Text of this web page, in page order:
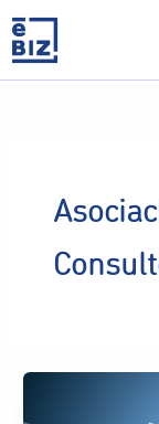
content